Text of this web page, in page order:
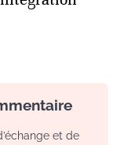
et de